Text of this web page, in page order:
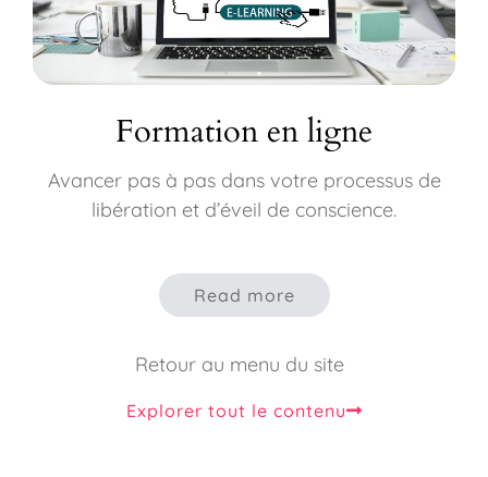
Formation en ligne
Avancer pas à pas dans votre processus de
libération et d’éveil de conscience.
Read more
Retour au menu du site
Explorer tout le contenu